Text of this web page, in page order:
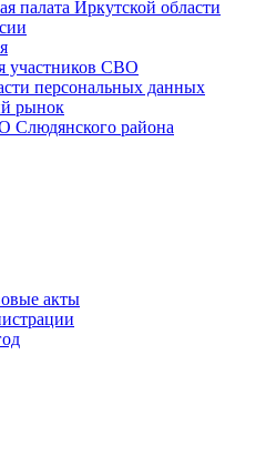
палата Иркутской области
участников СВО
персональных данных
рынок
Слюдянского района
акты